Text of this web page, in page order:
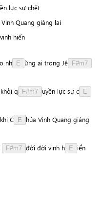
lực sự chết
Quang giáng lai
hiển
nh E ững ai trong Jê F#m7
khỏi q F#m7 uyền lực sự c E
khi C E húa Vinh Quang giáng
F#m7 đời đời vinh h E iển